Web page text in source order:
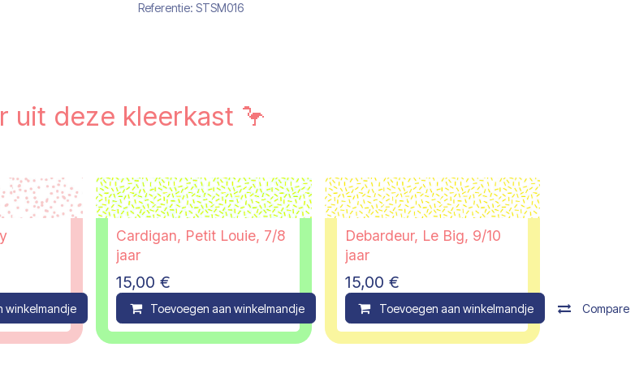
Referentie: STSM016
uit deze kleerkast 🦩
winkelmandje Compare
Cardigan, Petit Louie, 7/8
jaar
15,00 €
Toevoegen aan winkelmandje Compare
Debardeur, Le Big, 9/10
jaar
15,00 €
Toevoegen aan winkelmandje Compare